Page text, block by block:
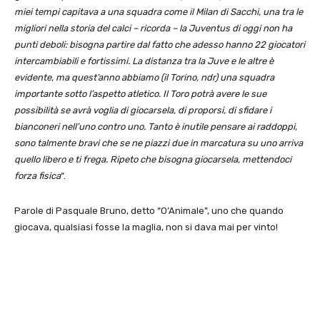
miei tempi capitava a una squadra come il Milan di Sacchi, una tra le
migliori nella storia del calci – ricorda – la Juventus di oggi non ha
punti deboli: bisogna partire dal fatto che adesso hanno 22 giocatori
intercambiabili e fortissimi. La distanza tra la Juve e le altre è
evidente, ma quest’anno abbiamo (il Torino, ndr) una squadra
importante sotto l’aspetto atletico. Il Toro potrà avere le sue
possibilità se avrà voglia di giocarsela, di proporsi, di sfidare i
bianconeri nell’uno contro uno. Tanto è inutile pensare ai raddoppi,
sono talmente bravi che se ne piazzi due in marcatura su uno arriva
quello libero e ti frega. Ripeto che bisogna giocarsela, mettendoci
forza fisica“.
Parole di Pasquale Bruno, detto “O’Animale”, uno che quando
giocava, qualsiasi fosse la maglia, non si dava mai per vinto!